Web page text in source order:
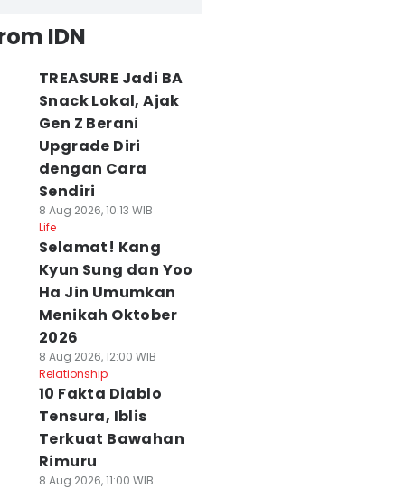
IDN
TREASURE Jadi BA
Snack Lokal, Ajak
Gen Z Berani
Upgrade Diri
dengan Cara
Sendiri
8 Aug 2026, 10:13 WIB
Life
Selamat! Kang
Kyun Sung dan Yoo
Ha Jin Umumkan
Menikah Oktober
2026
8 Aug 2026, 12:00 WIB
Relationship
10 Fakta Diablo
Tensura, Iblis
Terkuat Bawahan
Rimuru
8 Aug 2026, 11:00 WIB